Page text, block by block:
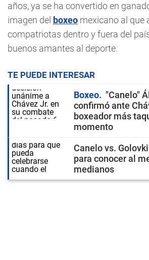
años, ya se ha convertido en
imagen del boxeo mexicano al que
compatriotas dentro y fuera del
buenos amantes al deporte.
TE PUEDE INTERESAR
Boxeo
"Canelo"
confirmó ante
boxeador más
momento
Canelo vs.
para conocer al
medianos